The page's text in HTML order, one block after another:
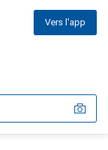
Vers l'app